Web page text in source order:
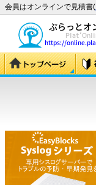
会員はオンラインで見積書(